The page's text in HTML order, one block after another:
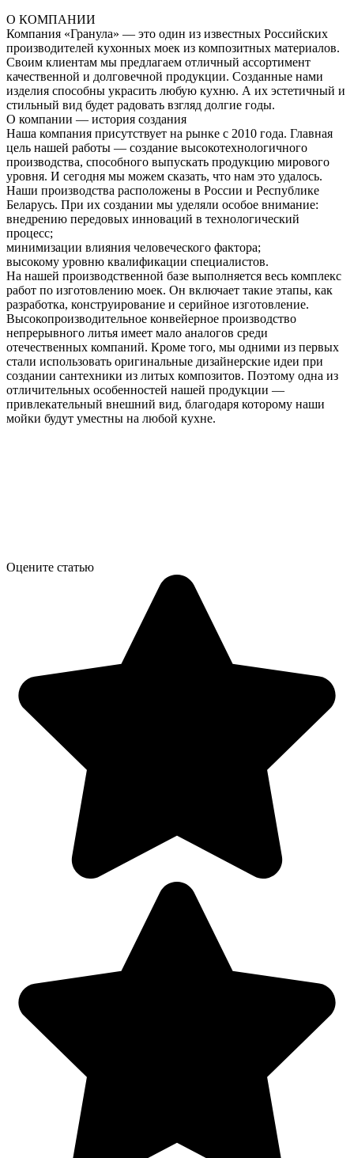
О КОМПАНИИ
Компания «Гранула» — это один из известных Российских
производителей кухонных моек из композитных материалов.
Своим клиентам мы предлагаем отличный ассортимент
качественной и долговечной продукции. Созданные нами
изделия способны украсить любую кухню. А их эстетичный и
стильный вид будет радовать взгляд долгие годы.
О компании — история создания
Наша компания присутствует на рынке с 2010 года. Главная
цель нашей работы — создание высокотехнологичного
производства, способного выпускать продукцию мирового
уровня. И сегодня мы можем сказать, что нам это удалось.
Наши производства расположены в России и Республике
Беларусь. При их создании мы уделяли особое внимание:
внедрению передовых инноваций в технологический
процесс;
минимизации влияния человеческого фактора;
высокому уровню квалификации специалистов.
На нашей производственной базе выполняется весь комплекс
работ по изготовлению моек. Он включает такие этапы, как
разработка, конструирование и серийное изготовление.
Высокопроизводительное конвейерное производство
непрерывного литья имеет мало аналогов среди
отечественных компаний. Кроме того, мы одними из первых
стали использовать оригинальные дизайнерские идеи при
создании сантехники из литых композитов. Поэтому одна из
отличительных особенностей нашей продукции —
привлекательный внешний вид, благодаря которому наши
мойки будут уместны на любой кухне.
Оцените статью